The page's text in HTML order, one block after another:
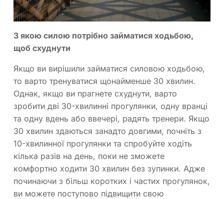
З якою силою потрібно займатися ходьбою,
щоб схуднути
Якщо ви вирішили займатися силовою ходьбою,
то варто тренуватися щонайменше 30 хвилин.
Однак, якщо ви прагнете схуднути, варто
зробити дві 30-хвилинні прогулянки, одну вранці
та одну вдень або ввечері, радять тренери. Якщо
30 хвилин здаються занадто довгими, почніть з
10-хвилинної прогулянки та спробуйте ходіть
кілька разів на день, поки не зможете
комфортно ходити 30 хвилин без зупинки. Адже
починаючи з більш коротких і частих прогулянок,
ви можете поступово підвищити свою